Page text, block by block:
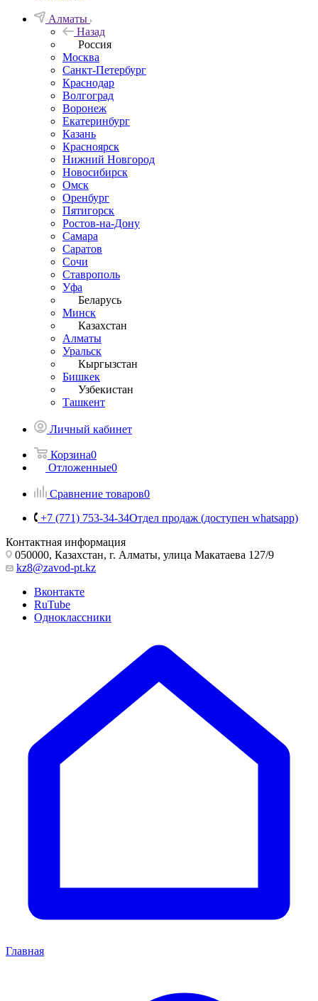
Алматы
Назад
Россия
Москва
Санкт-Петербург
Краснодар
Волгоград
Воронеж
Екатеринбург
Казань
Красноярск
Нижний Новгород
Новосибирск
Омск
Оренбург
Пятигорск
Ростов-на-Дону
Самара
Саратов
Сочи
Ставрополь
Уфа
Беларусь
Минск
Казахстан
Алматы
Уральск
Кыргызстан
Бишкек
Узбекистан
Ташкент
Личный кабинет
Корзина0
Отложенные0
Сравнение товаров0
+7 (771) 753-34-34Отдел продаж (доступен whatsapp)
Контактная информация
050000, Казахстан, г. Алматы, улица Макатаева 127/9
kz8@zavod-pt.kz
Вконтакте
RuTube
Одноклассники
Главная